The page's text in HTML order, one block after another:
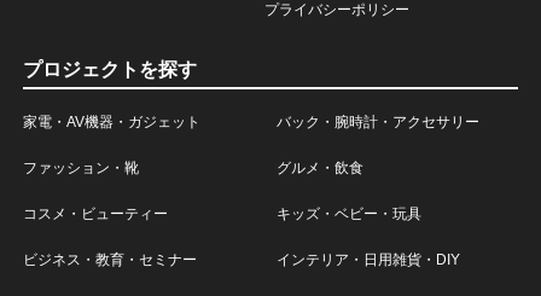
プライバシーポリシー
プロジェクトを探す
家電・AV機器・ガジェット バック・腕時計・アクセサリー
ファッション・靴 グルメ・飲食
コスメ・ビューティー キッズ・ベビー・玩具
ビジネス・教育・セミナー インテリア・日用雑貨・DIY